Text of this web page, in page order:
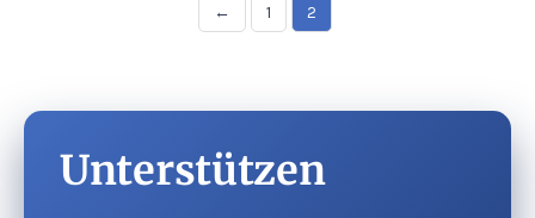
← 1 2
Unterstützen